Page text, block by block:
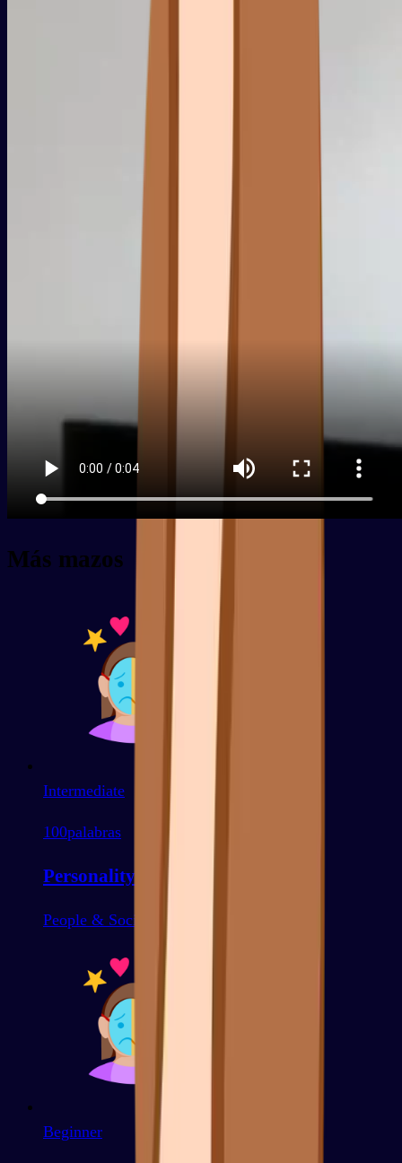
Más mazos
Intermediate
100palabras
Personality Traits
People & Socializing
Beginner